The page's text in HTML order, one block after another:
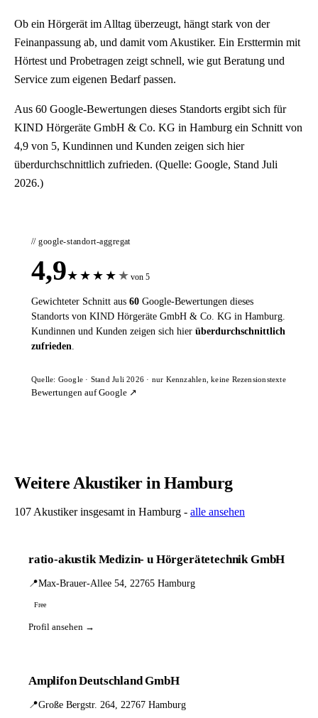
Ob ein Hörgerät im Alltag überzeugt, hängt stark von der
Feinanpassung ab, und damit vom Akustiker. Ein Ersttermin mit
Hörtest und Probetragen zeigt schnell, wie gut Beratung und
Service zum eigenen Bedarf passen.
Aus 60 Google-Bewertungen dieses Standorts ergibt sich für
KIND Hörgeräte GmbH & Co. KG in Hamburg ein Schnitt von
4,9 von 5, Kundinnen und Kunden zeigen sich hier
überdurchschnittlich zufrieden. (Quelle: Google, Stand Juli
2026.)
// google-standort-aggregat
4,9★ ★ ★ ★ ★ von 5
Gewichteter Schnitt aus 60 Google-Bewertungen dieses
Standorts von KIND Hörgeräte GmbH & Co. KG in Hamburg.
Kundinnen und Kunden zeigen sich hier überdurchschnittlich
zufrieden.
Quelle: Google · Stand Juli 2026 · nur Kennzahlen, keine Rezensionstexte
Bewertungen auf Google ↗
Weitere Akustiker in Hamburg
107 Akustiker insgesamt in Hamburg - alle ansehen
ratio-akustik Medizin- u Hörgerätetechnik GmbH
📍Max-Brauer-Allee 54, 22765 Hamburg
Free
Profil ansehen →
Amplifon Deutschland GmbH
📍Große Bergstr. 264, 22767 Hamburg